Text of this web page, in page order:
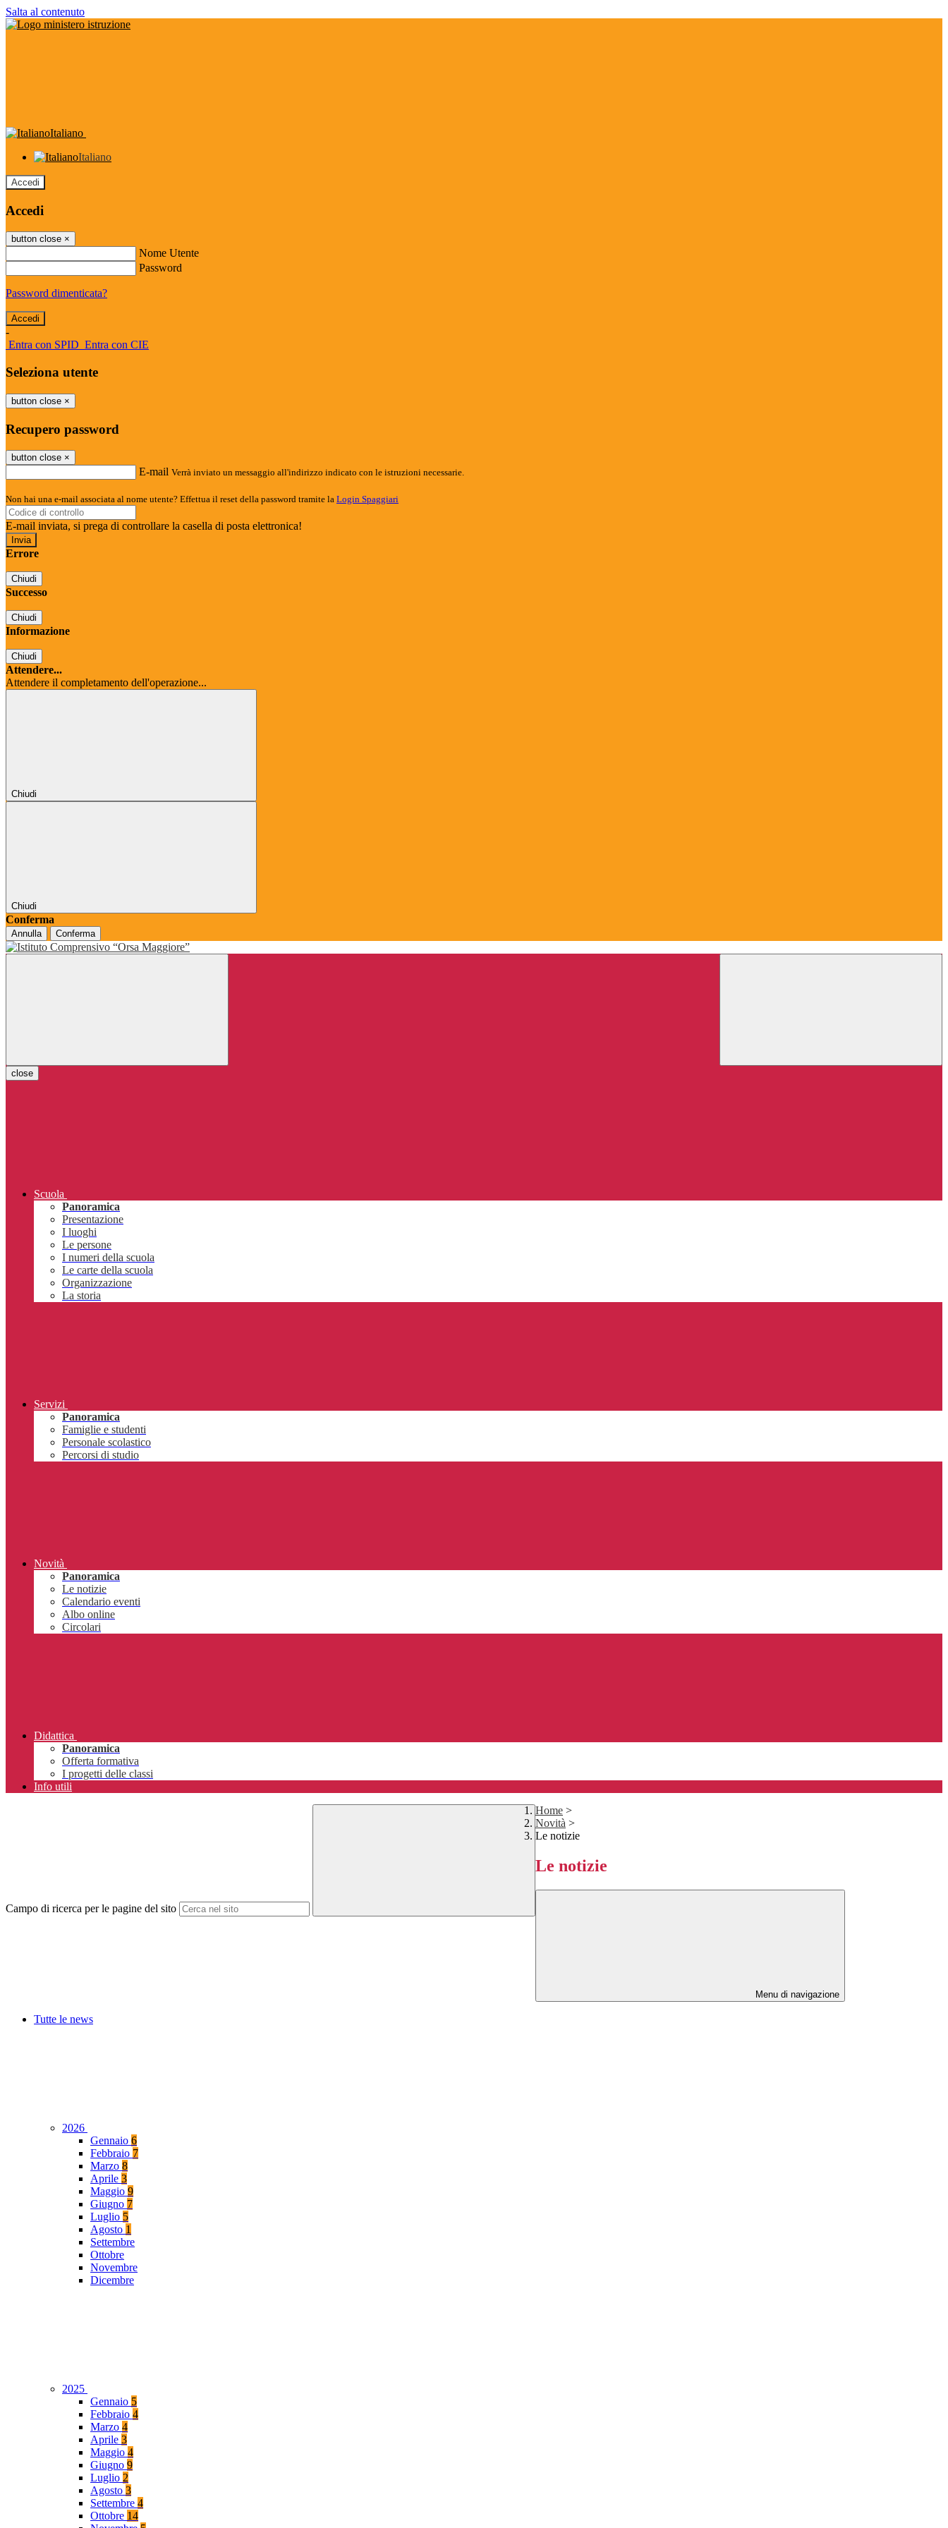
Salta al contenuto
Italiano
Italiano
Accedi
Accedi
button close ×
Nome Utente
Password
Password dimenticata?
-
Entra con SPID Entra con CIE
Seleziona utente
button close ×
Recupero password
button close ×
E-mail Verrà inviato un messaggio all'indirizzo indicato con le istruzioni necessarie.
Non hai una e-mail associata al nome utente? Effettua il reset della password tramite la Login Spaggiari
E-mail inviata, si prega di controllare la casella di posta elettronica!
Errore
Chiudi
Successo
Chiudi
Informazione
Chiudi
Attendere...
Attendere il completamento dell'operazione...
Chiudi
Chiudi
Conferma
Annulla Conferma
close
Scuola
Panoramica
Presentazione
I luoghi
Le persone
I numeri della scuola
Le carte della scuola
Organizzazione
La storia
Servizi
Panoramica
Famiglie e studenti
Personale scolastico
Percorsi di studio
Novità
Panoramica
Le notizie
Calendario eventi
Albo online
Circolari
Didattica
Panoramica
Offerta formativa
I progetti delle classi
Info utili
Campo di ricerca per le pagine del sito
Home >
Novità >
Le notizie
Le notizie
Menu di navigazione
Tutte le news
2026
Gennaio 6
Febbraio 7
Marzo 8
Aprile 3
Maggio 9
Giugno 7
Luglio 5
Agosto 1
Settembre
Ottobre
Novembre
Dicembre
2025
Gennaio 5
Febbraio 4
Marzo 4
Aprile 3
Maggio 4
Giugno 9
Luglio 2
Agosto 3
Settembre 4
Ottobre 14